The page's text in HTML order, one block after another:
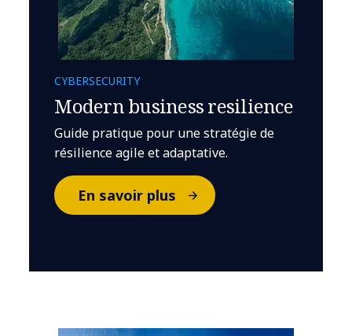
CYBERSECURITY
Modern business resilience
Guide pratique pour une stratégie de
résilience agile et adaptative.
En savoir plus